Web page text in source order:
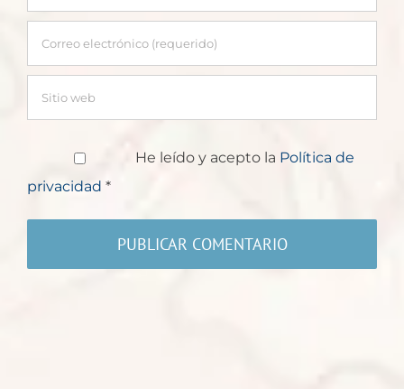
He leído y acepto la Política de
privacidad *